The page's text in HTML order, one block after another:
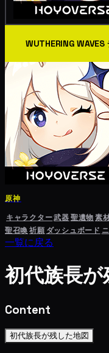
WUTHERING WAVES
原神
キャラクター武器聖遺物素
聖召喚祈願 ダッシュボード
一覧に戻る
初代族長が
Content
初代族長が残した地図